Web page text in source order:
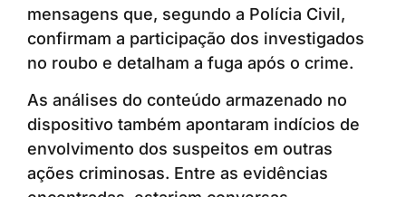
mensagens que, segundo a Polícia Civil,
confirmam a participação dos investigados
no roubo e detalham a fuga após o crime.
As análises do conteúdo armazenado no
dispositivo também apontaram indícios de
envolvimento dos suspeitos em outras
ações criminosas. Entre as evidências